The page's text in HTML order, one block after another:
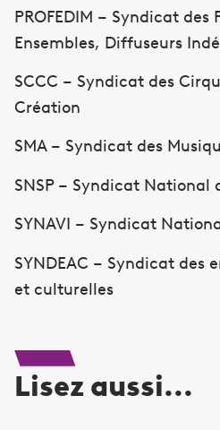
PROFEDIM – Syndicat des
Ensembles, Diffuseurs
SCCC – Syndicat des
Création
SMA – Syndicat des
SNSP – Syndicat National
SYNAVI – Syndicat
SYNDEAC – Syndicat des
et culturelles
Lisez aussi...